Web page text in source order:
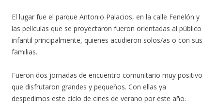
El lugar fue el parque Antonio Palacios, en la calle Fenelón y
las películas que se proyectaron fueron orientadas al público
infantil principalmente, quienes acudieron solos/as o con sus
familias.
Fueron dos jornadas de encuentro comunitario muy positivo
que disfrutaron grandes y pequeños. Con ellas ya
despedimos este ciclo de cines de verano por este año.